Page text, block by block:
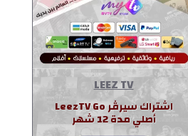
LEEZ TV
اشتراك سيرڤر LeezTV Go
أصلي مدة 12 شهر